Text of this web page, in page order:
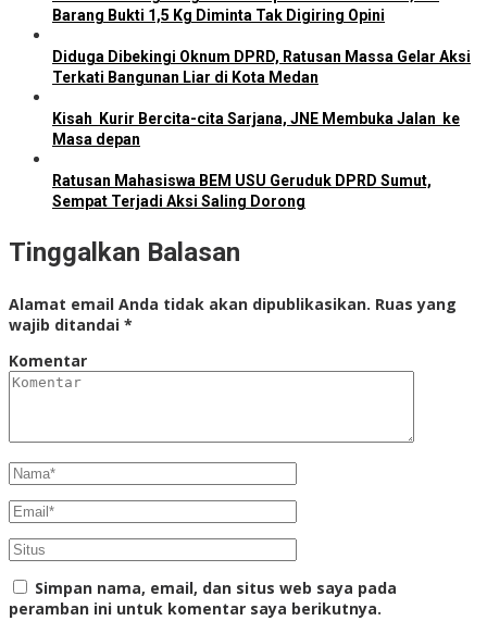
Barang Bukti 1,5 Kg Diminta Tak Digiring Opini
Diduga Dibekingi Oknum DPRD, Ratusan Massa Gelar Aksi
Terkati Bangunan Liar di Kota Medan
Kisah Kurir Bercita-cita Sarjana, JNE Membuka Jalan ke
Masa depan
Ratusan Mahasiswa BEM USU Geruduk DPRD Sumut,
Sempat Terjadi Aksi Saling Dorong
Tinggalkan Balasan
Alamat email Anda tidak akan dipublikasikan. Ruas yang
wajib ditandai *
Komentar
Simpan nama, email, dan situs web saya pada
peramban ini untuk komentar saya berikutnya.